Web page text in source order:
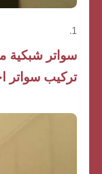
سواتر شبكية
تركيب سواتر